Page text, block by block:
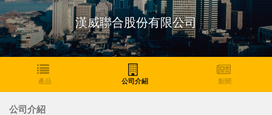
漢威聯合股份有限公司
產品 公司介紹 新聞
公司介紹